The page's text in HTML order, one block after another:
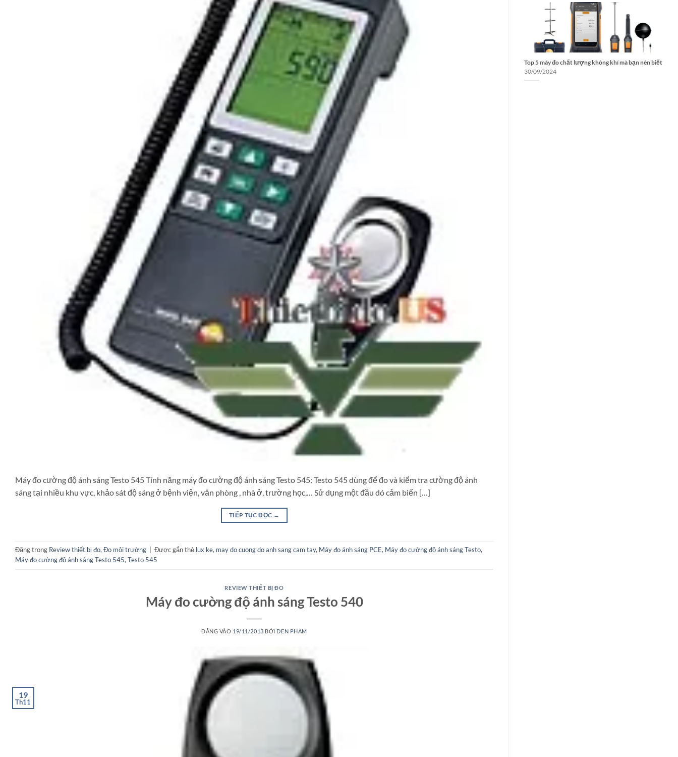
Máy đo cường độ ánh sáng Testo 545 Tính năng máy đo cường độ ánh sáng Testo 545: Testo 545 dùng để đo và kiểm tra cường độ ánh
sáng tại nhiều khu vực, khảo sát độ sáng ở bệnh viện, văn phòng , nhà ở, trường học,… Sử dụng một đầu dó cảm biến […]
TIẾP TỤC ĐỌC →
Đăng trong Review thiết bị đo,Đo môi trường Được gắn thẻ lux ke, may do cuong do anh sang cam tay, Máy đo ánh sáng PCE, Máy đo cường độ ánh sáng Testo,
Máy đo cường độ ánh sáng Testo 545,Testo 545
REVIEW THIẾT BỊ ĐO
Máy đo cường độ ánh sáng Testo 540
ĐĂNG VÀO 19/11/2013 BỞI DEN PHAM
19
Th11
Top 5 máy đo chất lượng không khí mà bạn nên biết
30/09/2024